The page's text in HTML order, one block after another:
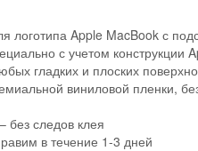
логотипа Apple MacBook с
с учетом конструкции
гладких и плоских
виниловой пленки,
без следов клея
в течение 1-3 дней